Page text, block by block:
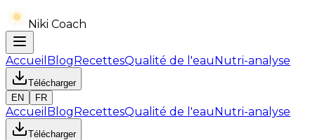
Niki Coach
Accueil BlogRecettesQualité de l'eauNutri-analyse
Télécharger
EN
FR
Accueil BlogRecettesQualité de l'eauNutri-analyse
Télécharger